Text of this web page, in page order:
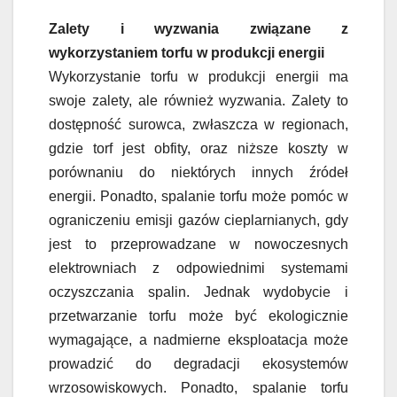
Zalety i wyzwania związane z
wykorzystaniem torfu w produkcji energii
Wykorzystanie torfu w produkcji energii ma
swoje zalety, ale również wyzwania. Zalety to
dostępność surowca, zwłaszcza w regionach,
gdzie torf jest obfity, oraz niższe koszty w
porównaniu do niektórych innych źródeł
energii. Ponadto, spalanie torfu może pomóc w
ograniczeniu emisji gazów cieplarnianych, gdy
jest to przeprowadzane w nowoczesnych
elektrowniach z odpowiednimi systemami
oczyszczania spalin. Jednak wydobycie i
przetwarzanie torfu może być ekologicznie
wymagające, a nadmierne eksploatacja może
prowadzić do degradacji ekosystemów
wrzosowiskowych. Ponadto, spalanie torfu